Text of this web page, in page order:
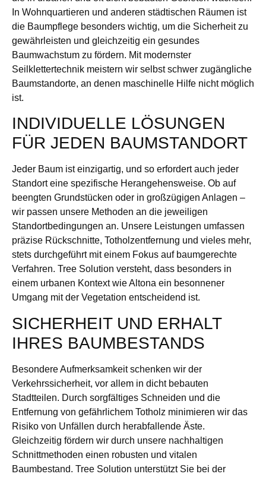
In Wohnquartieren und anderen städtischen Räumen ist
die Baumpflege besonders wichtig, um die Sicherheit zu
gewährleisten und gleichzeitig ein gesundes
Baumwachstum zu fördern. Mit modernster
Seilklettertechnik meistern wir selbst schwer zugängliche
Baumstandorte, an denen maschinelle Hilfe nicht möglich
ist.
INDIVIDUELLE LÖSUNGEN
FÜR JEDEN BAUMSTANDORT
Jeder Baum ist einzigartig, und so erfordert auch jeder
Standort eine spezifische Herangehensweise. Ob auf
beengten Grundstücken oder in großzügigen Anlagen –
wir passen unsere Methoden an die jeweiligen
Standortbedingungen an. Unsere Leistungen umfassen
präzise Rückschnitte, Totholzentfernung und vieles mehr,
stets durchgeführt mit einem Fokus auf baumgerechte
Verfahren. Tree Solution versteht, dass besonders in
einem urbanen Kontext wie Altona ein besonnener
Umgang mit der Vegetation entscheidend ist.
SICHERHEIT UND ERHALT
IHRES BAUMBESTANDS
Besondere Aufmerksamkeit schenken wir der
Verkehrssicherheit, vor allem in dicht bebauten
Stadtteilen. Durch sorgfältiges Schneiden und die
Entfernung von gefährlichem Totholz minimieren wir das
Risiko von Unfällen durch herabfallende Äste.
Gleichzeitig fördern wir durch unsere nachhaltigen
Schnittmethoden einen robusten und vitalen
Baumbestand. Tree Solution unterstützt Sie bei der